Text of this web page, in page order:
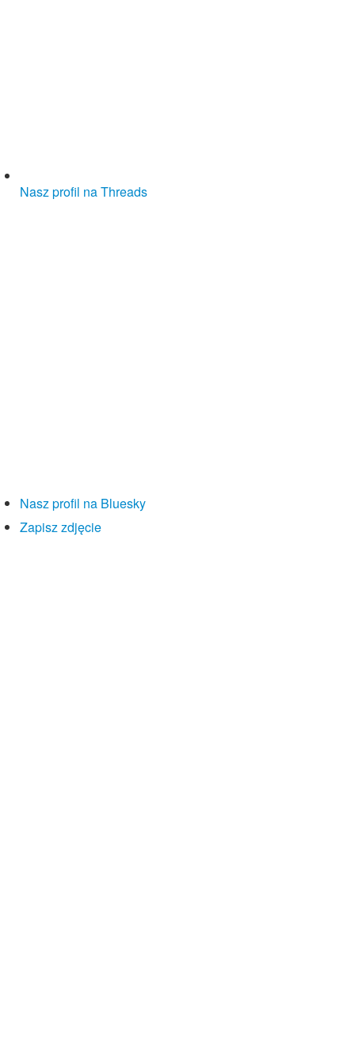
Nasz profil na Threads
Nasz profil na Bluesky
Zapisz zdjęcie